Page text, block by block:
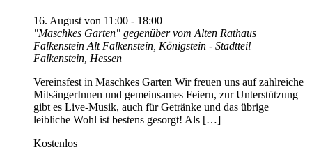
16. August von 11:00 - 18:00
"Maschkes Garten" gegenüber vom Alten Rathaus
Falkenstein Alt Falkenstein, Königstein - Stadtteil
Falkenstein, Hessen
Vereinsfest in Maschkes Garten Wir freuen uns auf zahlreiche
MitsängerInnen und gemeinsames Feiern, zur Unterstützung
gibt es Live-Musik, auch für Getränke und das übrige
leibliche Wohl ist bestens gesorgt! Als […]
Kostenlos